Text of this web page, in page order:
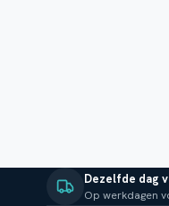
Dezelfde dag
Op werkdagen